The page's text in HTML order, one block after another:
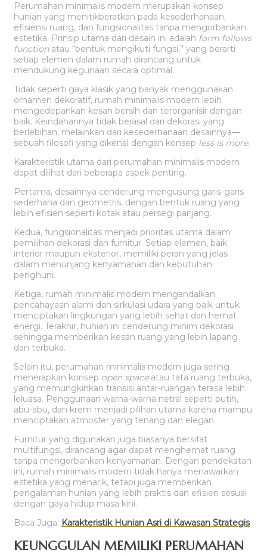
Perumahan minimalis modern merupakan konsep
hunian yang menitikberatkan pada kesederhanaan,
efisiensi ruang, dan fungsionalitas tanpa mengorbankan
estetika. Prinsip utama dari desain ini adalah form follows
functionatau “bentuk mengikuti fungsi,” yang berarti
setiap elemen dalam rumah dirancang untuk
mendukung kegunaan secara optimal.
Tidak seperti gaya klasik yang banyak menggunakan
ornamen dekoratif, rumah minimalis modern lebih
mengedepankan kesan bersih dan terorganisir dengan
baik. Keindahannya tidak berasal dari dekorasi yang
berlebihan, melainkan dari kesederhanaan desainnya—
sebuah filosofi yang dikenal dengan konsep less is more.
Karakteristik utama dari perumahan minimalis modern
dapat dilihat dari beberapa aspek penting.
Pertama, desainnya cenderung mengusung garis-garis
sederhana dan geometris, dengan bentuk ruang yang
lebih efisien seperti kotak atau persegi panjang.
Kedua, fungsionalitas menjadi prioritas utama dalam
pemilihan dekorasi dan furnitur. Setiap elemen, baik
interior maupun eksterior, memiliki peran yang jelas
dalam menunjang kenyamanan dan kebutuhan
penghuni.
Ketiga, rumah minimalis modern mengandalkan
pencahayaan alami dan sirkulasi udara yang baik untuk
menciptakan lingkungan yang lebih sehat dan hemat
energi. Terakhir, hunian ini cenderung minim dekorasi
sehingga memberikan kesan ruang yang lebih lapang
dan terbuka.
Selain itu, perumahan minimalis modern juga sering
menerapkan konsep open spaceatau tata ruang terbuka,
yang memungkinkan transisi antar-ruangan terasa lebih
leluasa. Penggunaan warna-warna netral seperti putih,
abu-abu, dan krem menjadi pilihan utama karena mampu
menciptakan atmosfer yang tenang dan elegan.
Furnitur yang digunakan juga biasanya bersifat
multifungsi, dirancang agar dapat menghemat ruang
tanpa mengorbankan kenyamanan. Dengan pendekatan
ini, rumah minimalis modern tidak hanya menawarkan
estetika yang menarik, tetapi juga memberikan
pengalaman hunian yang lebih praktis dan efisien sesuai
dengan gaya hidup masa kini.
Baca Juga: Karakteristik Hunian Asri di Kawasan Strategis
KEUNGGULAN MEMILIKI PERUMAHAN